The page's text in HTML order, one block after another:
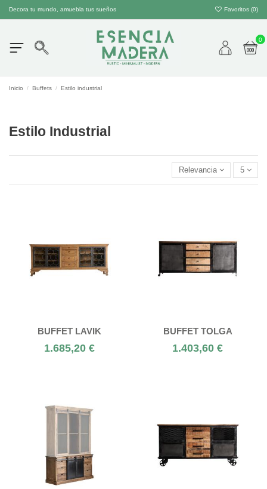
Decora tu mundo, amuebla tus sueños Favoritos (0)
0
Inicio Buffets Estilo industrial
Estilo Industrial
Relevancia 5
BUFFET LAVIK
1.685,20 €
BUFFET TOLGA
1.403,60 €